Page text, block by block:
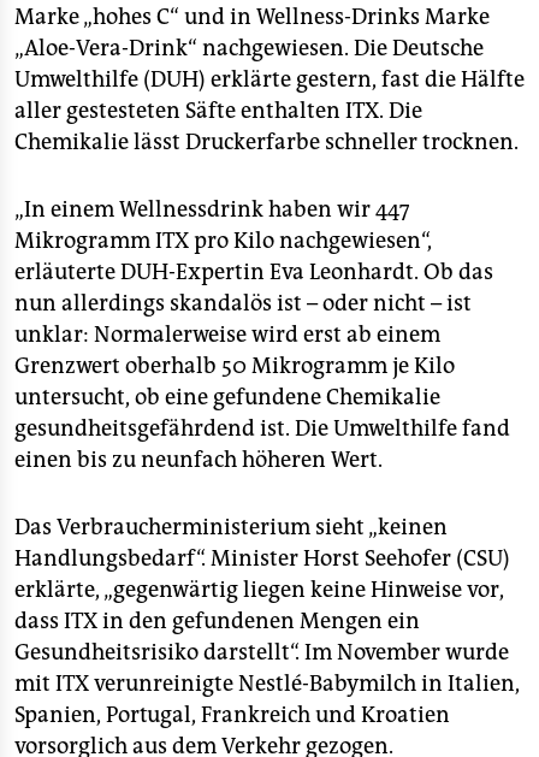
fragen & hilfe
unterstützen
abo
epaper login
Marke „hohes C“ und in Wellness-Drinks Marke
„Aloe-Vera-Drink“ nachgewiesen. Die Deutsche
Umwelthilfe (DUH) erklärte gestern, fast die Hälfte
aller gestesteten Säfte enthalten ITX. Die
Chemikalie lässt Druckerfarbe schneller trocknen.
„In einem Wellnessdrink haben wir 447
Mikrogramm ITX pro Kilo nachgewiesen“,
erläuterte DUH-Expertin Eva Leonhardt. Ob das
nun allerdings skandalös ist – oder nicht – ist
unklar: Normalerweise wird erst ab einem
Grenzwert oberhalb 50 Mikrogramm je Kilo
untersucht, ob eine gefundene Chemikalie
gesundheitsgefährdend ist. Die Umwelthilfe fand
einen bis zu neunfach höheren Wert.
Das Verbraucherministerium sieht „keinen
Handlungsbedarf“. Minister Horst Seehofer (CSU)
erklärte, „gegenwärtig liegen keine Hinweise vor,
dass ITX in den gefundenen Mengen ein
Gesundheitsrisiko darstellt“. Im November wurde
mit ITX verunreinigte Nestlé-Babymilch in Italien,
Spanien, Portugal, Frankreich und Kroatien
vorsorglich aus dem Verkehr gezogen.